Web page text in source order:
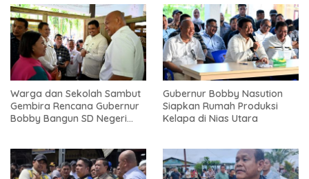
Warga dan Sekolah Sambut
Gembira Rencana Gubernur
Bobby Bangun SD Negeri
Gubernur Bobby Nasution
Siapkan Rumah Produksi
Kelapa di Nias Utara